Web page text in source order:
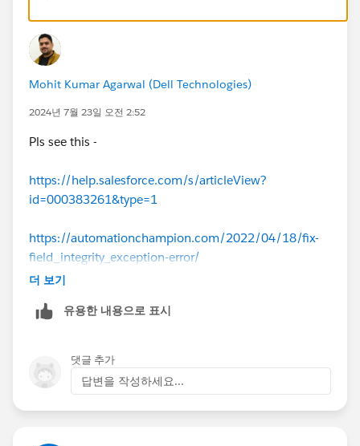
flow.
if still not working.... Switch Salesforce Org in to
Classic,
1) Search flow in setup
for Community Users.
let me know about your response.
Mohit Kumar Agarwal (Dell Technologies)
2024년 7월 23일 오전 2:52
Pls see this -
https://help.salesforce.com/s/articleView?
id=000383261&type=1
https://automationchampion.com/2022/04/18/fix-
field_integrity_exception-error/
더 보기
유용한 내용으로 표시
댓글 추가
답변을 작성하세요...